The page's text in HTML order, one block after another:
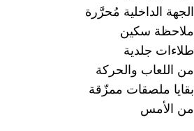
الجهة الداخلية مُحرَّرة
ملاحظة سكين
طلاءات جلدية
من اللعاب والحركة
بقايا ملصقات ممزّقة
من الأمس